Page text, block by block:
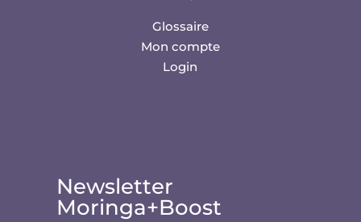
Glossaire
Mon compte
Login
Newsletter
Moringa+Boost